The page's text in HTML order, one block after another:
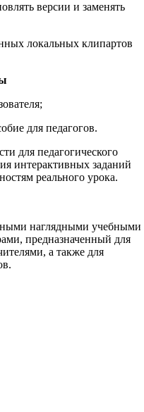
версии и заменять
локальных клипартов
для педагогов.
для педагогического
интерактивных заданий
реального урока.
наглядными учебными
предназначенный для
а также для